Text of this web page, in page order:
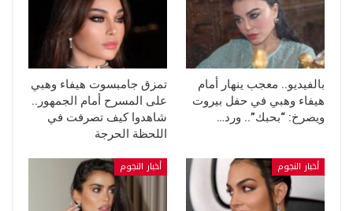
بالفيديو.. معجب ينهار أمام
هيفاء وهبي في حفل بيروت
ويصرخ: “بحبك”.. ورد…
تمزق جامبسوت هيفاء وهبي
على المسرح أمام الجمهور..
شاهدوا كيف تصرفت في
اللحظة الحرجة
أخبار النجوم أخبار النجوم